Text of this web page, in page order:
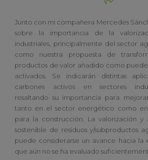
Junto con mi compañera Mercedes
sobre la importancia de la
industriales, principalmente del sector
como nuestra propuesta de
productos de valor añadido como
activados. Se indicarán distintas
carbones activos en sectores
resaltando su importancia para
tanto en el sector energético como
para la construcción. La valorización y
sostenible de residuos y/subproductos
puede considerarse un avance hacia la
que aún no se ha evaluado